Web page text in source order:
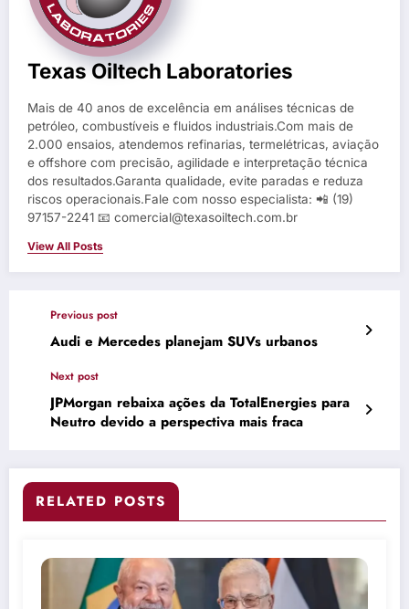
Texas Oiltech Laboratories
Mais de 40 anos de excelência em análises técnicas de
petróleo, combustíveis e fluidos industriais.Com mais de
2.000 ensaios, atendemos refinarias, termelétricas, aviação
e offshore com precisão, agilidade e interpretação técnica
dos resultados.Garanta qualidade, evite paradas e reduza
riscos operacionais.Fale com nosso especialista: 📲 (19)
97157-2241 📧 comercial@texasoiltech.com.br
View All Posts
Previous post
Audi e Mercedes planejam SUVs urbanos
Next post
JPMorgan rebaixa ações da TotalEnergies para
Neutro devido a perspectiva mais fraca
RELATED POSTS